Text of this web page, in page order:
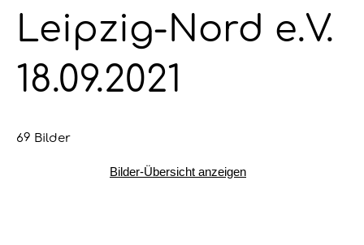
Leipzig-Nord e.V.
18.09.2021
69 Bilder
Bilder-Übersicht anzeigen